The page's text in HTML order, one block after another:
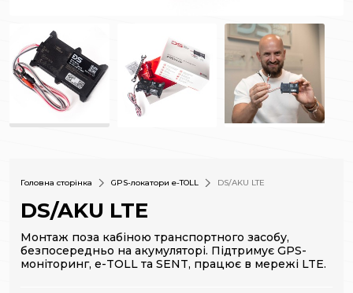
Головна сторінка GPS-локатори e-TOLL DS/AKU LTE
DS/AKU LTE
Монтаж поза кабіною транспортного засобу,
безпосередньо на акумуляторі. Підтримує GPS-
моніторинг, e-TOLL та SENT, працює в мережі LTE.